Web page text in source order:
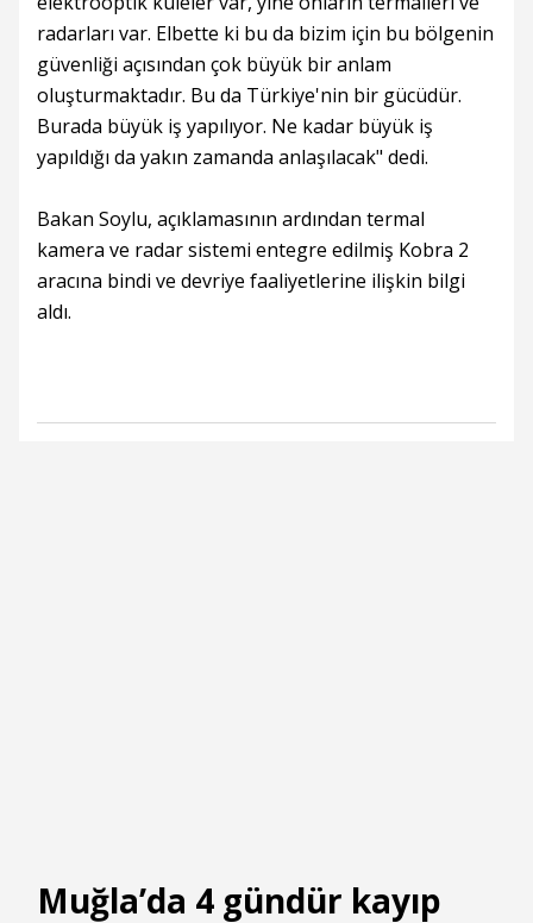
radarları var. Elbette ki bu da bizim için bu bölgenin
güvenliği açısından çok büyük bir anlam
oluşturmaktadır. Bu da Türkiye'nin bir gücüdür.
Burada büyük iş yapılıyor. Ne kadar büyük iş
yapıldığı da yakın zamanda anlaşılacak" dedi.
Bakan Soylu, açıklamasının ardından termal
kamera ve radar sistemi entegre edilmiş Kobra 2
aracına bindi ve devriye faaliyetlerine ilişkin bilgi
aldı.
Muğla’da 4 gündür kayıp